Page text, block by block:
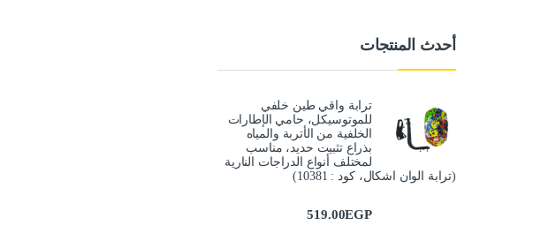
أحدث المنتجات
ترابة واقي طين خلفي
للموتوسيكل، حامي الإطارات
الخلفية من الأتربة والمياه
بذراع تثبيت حديد، مناسب
لمختلف أنواع الدراجات النارية
(ترابة الوان اشكال، كود : 10381)
519.00EGP